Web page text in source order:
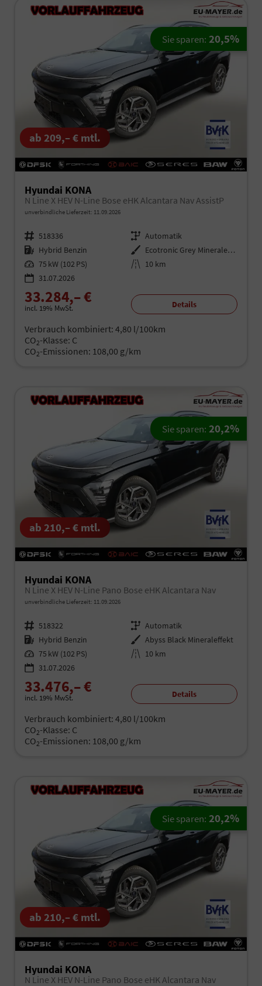
ab 209,– € mtl.
Hyundai KONA
N Line X HEV N-Line Bose eHK Alcantara Nav AssistP
unverbindliche Lieferzeit: 11.09.2026
Fahrzeugnr. 518336 Getriebe Automatik
Kraftstoff Hybrid Benzin Außenfarbe
Ecotronic Grey Mineraleffekt / D
Leistung 75 kW (102 PS) Kilometerstand 10 km
31.07.2026
33.284,– €
incl. 19% MwSt.
Sie sparen: 20,5%
Details
Verbrauch kombiniert: 4,80 l/100km
CO2-Klasse: C
CO2-Emissionen: 108,00 g/km
ab 210,– € mtl.
Hyundai KONA
N Line X HEV N-Line Pano Bose eHK Alcantara Nav
unverbindliche Lieferzeit: 11.09.2026
Fahrzeugnr. 518322 Getriebe Automatik
Kraftstoff Hybrid Benzin Außenfarbe Abyss Black Mineraleffekt
Leistung 75 kW (102 PS) Kilometerstand 10 km
31.07.2026
33.476,– €
incl. 19% MwSt.
Sie sparen: 20,2%
Details
Verbrauch kombiniert: 4,80 l/100km
CO2-Klasse: C
CO2-Emissionen: 108,00 g/km
ab 210,– € mtl.
Hyundai KONA
N Line X HEV N-Line Pano Bose eHK Alcantara Nav
Sie sparen: 20,2%